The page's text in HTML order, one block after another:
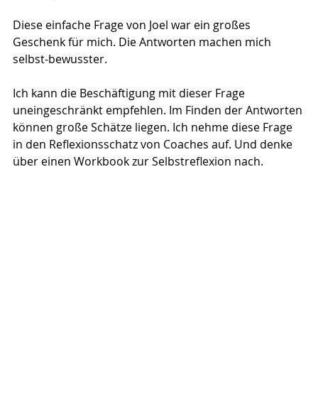
Diese einfache Frage von Joel war ein großes
Geschenk für mich. Die Antworten machen mich
selbst-bewusster.
Ich kann die Beschäftigung mit dieser Frage
uneingeschränkt empfehlen. Im Finden der Antworten
können große Schätze liegen. Ich nehme diese Frage
in den Reflexionsschatz von Coaches auf. Und denke
über einen Workbook zur Selbstreflexion nach.